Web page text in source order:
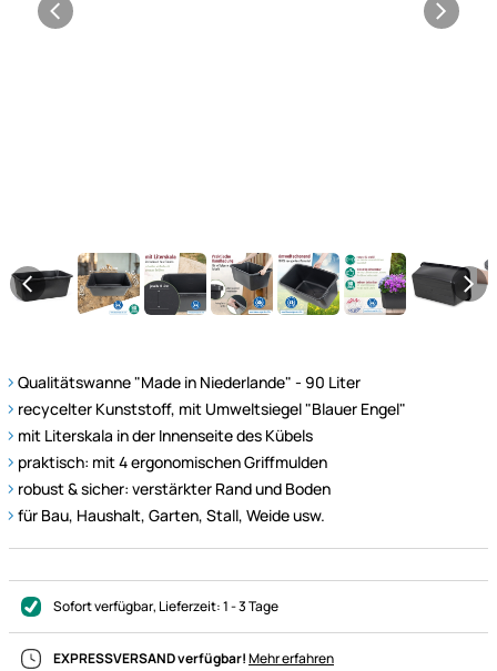
Qualitätswanne "Made in Niederlande" - 90 Liter
recycelter Kunststoff, mit Umweltsiegel "Blauer Engel"
mit Literskala in der Innenseite des Kübels
praktisch: mit 4 ergonomischen Griffmulden
robust & sicher: verstärkter Rand und Boden
für Bau, Haushalt, Garten, Stall, Weide usw.
Sofort verfügbar, Lieferzeit:1 - 3 Tage
EXPRESSVERSAND verfügbar!Mehr erfahren